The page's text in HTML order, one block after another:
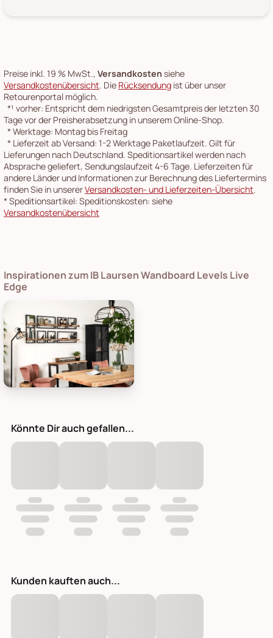
Preise inkl. 19 % MwSt., Versandkosten siehe
Versandkostenübersicht. Die Rücksendung ist über unser
Retourenportal möglich.
*¹ vorher: Entspricht dem niedrigsten Gesamtpreis der letzten 30
Tage vor der Preisherabsetzung in unserem Online-Shop.
*Werktage: Montag bis Freitag
* Lieferzeit ab Versand: 1-2 Werktage Paketlaufzeit. Gilt für
Lieferungen nach Deutschland. Speditionsartikel werden nach
Absprache geliefert, Sendungslaufzeit 4-6 Tage. Lieferzeiten für
andere Länder und Informationen zur Berechnung des Liefertermins
finden Sie in unsererVersandkosten- und Lieferzeiten-Übersicht.
*Speditionsartikel: Speditionskosten: siehe
Versandkostenübersicht
Inspirationen zum IB Laursen Wandboard Levels Live
Edge
Könnte Dir auch gefallen...
Kunden kauften auch...